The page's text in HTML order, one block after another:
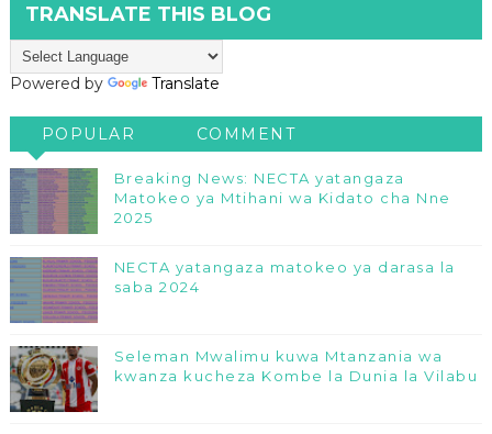
TRANSLATE THIS BLOG
Powered by Translate
POPULAR COMMENT
Breaking News: NECTA yatangaza
Matokeo ya Mtihani wa Kidato cha Nne
2025
NECTA yatangaza matokeo ya darasa la
saba 2024
Seleman Mwalimu kuwa Mtanzania wa
kwanza kucheza Kombe la Dunia la Vilabu